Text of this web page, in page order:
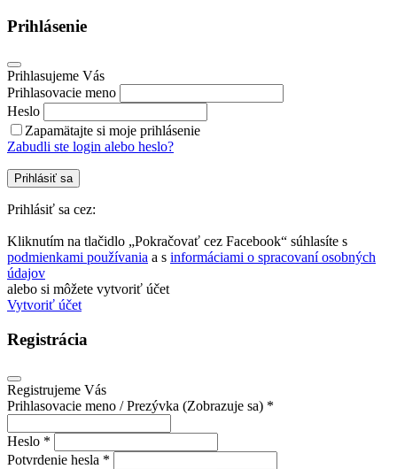
Prihlásenie
Prihlasujeme Vás
Prihlasovacie meno
Heslo
Zapamätajte si moje prihlásenie
Zabudli ste login alebo heslo?
Prihlásiť sa
Prihlásiť sa cez:
Kliknutím na tlačidlo „Pokračovať cez Facebook“ súhlasíte s
podmienkami používania a s informáciami o spracovaní osobných
údajov
alebo si môžete vytvoriť účet
Vytvoriť účet
Registrácia
Registrujeme Vás
Prihlasovacie meno / Prezývka (Zobrazuje sa) *
Heslo *
Potvrdenie hesla *